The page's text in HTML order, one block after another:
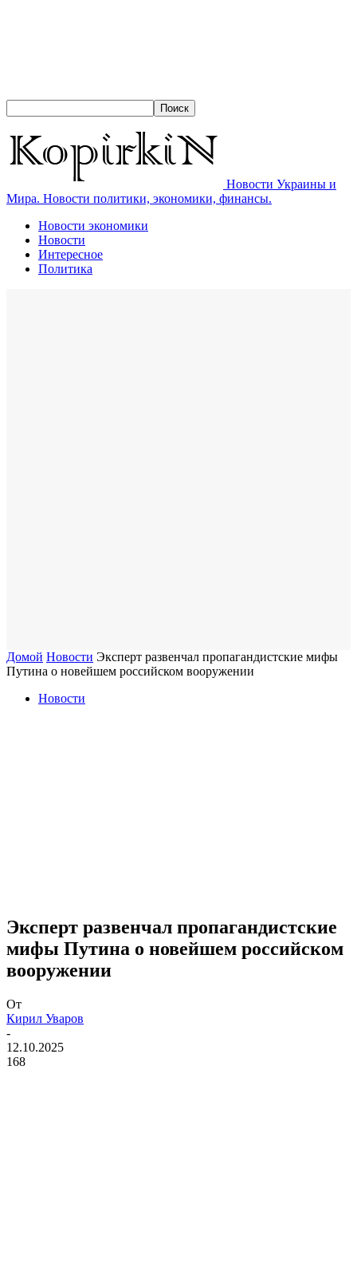
Новости Украины и
Мира. Новости политики, экономики, финансы.
Новости экономики
Новости
Интересное
Политика
Домой Новости Эксперт развенчал пропагандистские мифы
Путина о новейшем российском вооружении
Новости
Эксперт развенчал пропагандистские
мифы Путина о новейшем российском
вооружении
От
Кирил Уваров
-
12.10.2025
168